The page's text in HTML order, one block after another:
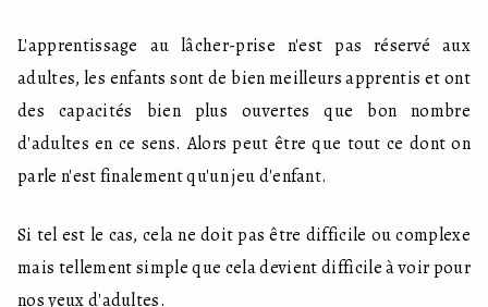
L'apprentissage au lâcher-prise n'est pas réservé aux
adultes, les enfants sont de bien meilleurs apprentis et ont
des capacités bien plus ouvertes que bon nombre
d'adultes en ce sens. Alors peut être que tout ce dont on
parle n'est finalement qu'un jeu d'enfant.
Si tel est le cas, cela ne doit pas être difficile ou complexe
mais tellement simple que cela devient difficile à voir pour
nos yeux d'adultes.